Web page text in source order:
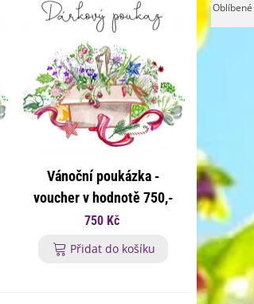
Vánoční poukázka -
voucher v hodnotě 750,-
Kč
750 Kč
Přidat do košíku
Oblíbené